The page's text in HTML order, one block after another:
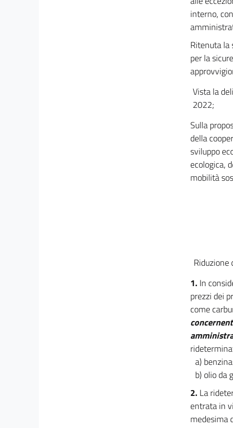
interno,
Ritenuta la
per la
Vista la
2022;
Sulla
della
sviluppo
ecologica,
mobilità
Riduzione
1. In
prezzi dei
come
a)
b) olio da
2. La
entrata in
medesima